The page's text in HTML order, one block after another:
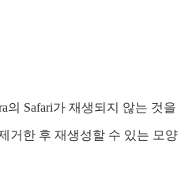
의 Safari가 재생되지 않는 것을
거한 후 재생성할 수 있는 모양